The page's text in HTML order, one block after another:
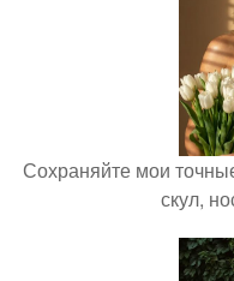
Сохраняйте мои
скул,